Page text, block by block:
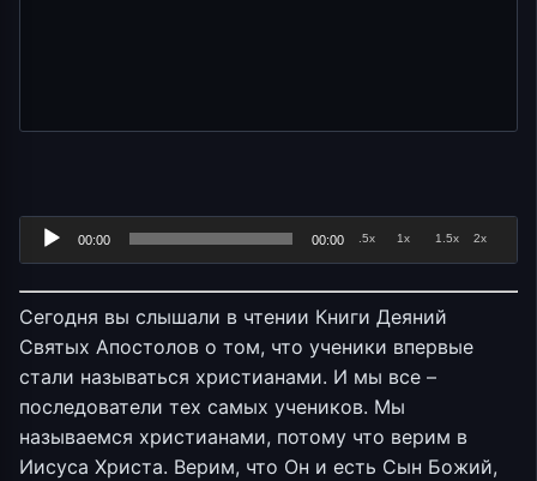
00:00 00:00 .5x 1x 1.5x 2x
Сегодня вы слышали в чтении Книги Деяний
Святых Апостолов о том, что ученики впервые
стали называться христианами. И мы все –
последователи тех самых учеников. Мы
называемся христианами, потому что верим в
Иисуса Христа. Верим, что Он и есть Сын Божий,